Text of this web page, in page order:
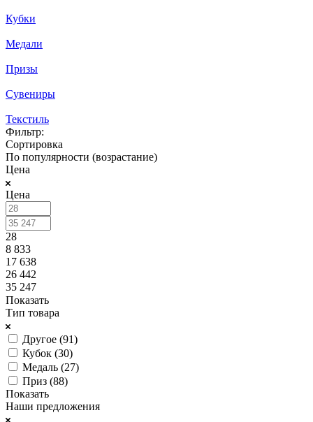
Кубки
Медали
Призы
Сувениры
Текстиль
Фильтр:
Сортировка
По популярности (возрастание)
Цена
Цена
28
8 833
17 638
26 442
35 247
Показать
Тип товара
Другое (91)
Кубок (30)
Медаль (27)
Приз (88)
Показать
Наши предложения